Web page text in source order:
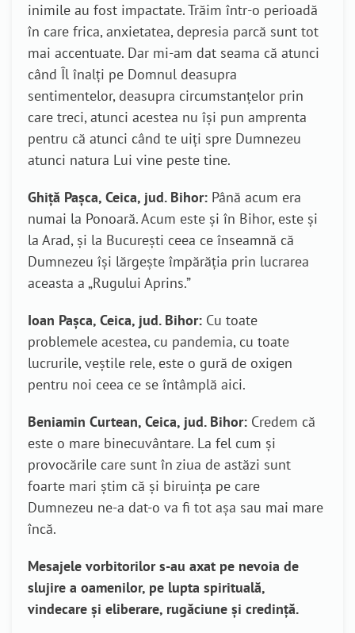
inimile au fost impactate. Trăim într-o perioadă
în care frica, anxietatea, depresia parcă sunt tot
mai accentuate. Dar mi-am dat seama că atunci
când Îl înalți pe Domnul deasupra
sentimentelor, deasupra circumstanțelor prin
care treci, atunci acestea nu își pun amprenta
pentru că atunci când te uiți spre Dumnezeu
atunci natura Lui vine peste tine.
Ghiță Pașca, Ceica, jud. Bihor: Până acum era
numai la Ponoară. Acum este și în Bihor, este și
la Arad, și la București ceea ce înseamnă că
Dumnezeu își lărgește împărăția prin lucrarea
aceasta a „Rugului Aprins.”
Ioan Pașca, Ceica, jud. Bihor: Cu toate
problemele acestea, cu pandemia, cu toate
lucrurile, veștile rele, este o gură de oxigen
pentru noi ceea ce se întâmplă aici.
Beniamin Curtean, Ceica, jud. Bihor: Credem că
este o mare binecuvântare. La fel cum și
provocările care sunt în ziua de astăzi sunt
foarte mari știm că și biruința pe care
Dumnezeu ne-a dat-o va fi tot așa sau mai mare
încă.
Mesajele vorbitorilor s-au axat pe nevoia de
slujire a oamenilor, pe lupta spirituală,
vindecare și eliberare, rugăciune și credință.